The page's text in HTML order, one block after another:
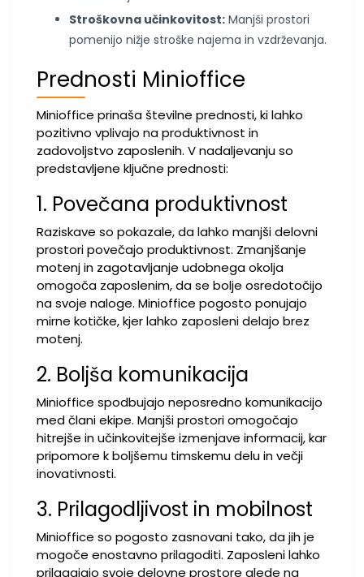
Stroškovna učinkovitost: Manjši prostori
pomenijo nižje stroške najema in vzdrževanja.
Prednosti Minioffice
Minioffice prinaša številne prednosti, ki lahko
pozitivno vplivajo na produktivnost in
zadovoljstvo zaposlenih. V nadaljevanju so
predstavljene ključne prednosti:
1. Povečana produktivnost
Raziskave so pokazale, da lahko manjši delovni
prostori povečajo produktivnost. Zmanjšanje
motenj in zagotavljanje udobnega okolja
omogoča zaposlenim, da se bolje osredotočijo
na svoje naloge. Minioffice pogosto ponujajo
mirne kotičke, kjer lahko zaposleni delajo brez
motenj.
2. Boljša komunikacija
Minioffice spodbujajo neposredno komunikacijo
med člani ekipe. Manjši prostori omogočajo
hitrejše in učinkovitejše izmenjave informacij, kar
pripomore k boljšemu timskemu delu in večji
inovativnosti.
3. Prilagodljivost in mobilnost
Minioffice so pogosto zasnovani tako, da jih je
mogoče enostavno prilagoditi. Zaposleni lahko
prilagajajo svoje delovne prostore glede na